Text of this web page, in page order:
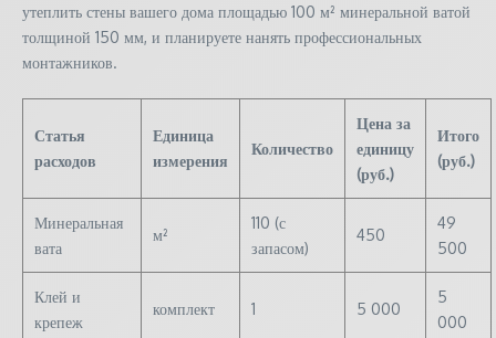
утеплить стены вашего дома площадью 100 м² минеральной ватой
толщиной 150 мм, и планируете нанять профессиональных
монтажников.
Статья
расходов
Единица
измерения
Количество
Цена за
единицу
(руб.)
Итого
(руб.)
Минеральная
вата
м²
110 (с
запасом)
450
49
500
Клей и
крепеж
комплект 1 5 000
5
000